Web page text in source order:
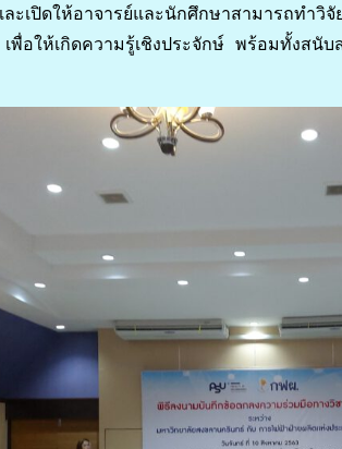
ะเปิดให้อาจารย์และนักศึกษาสามารถทำ
อให้เกิดความรู้เชิงประจักษ์ พร้อมทั้งสนั